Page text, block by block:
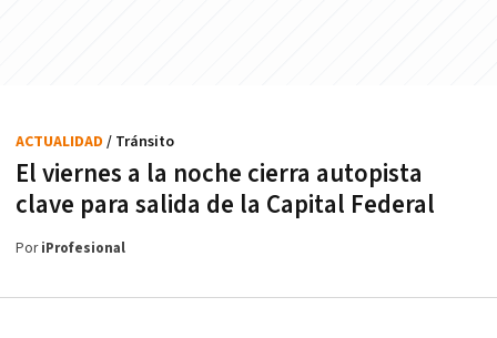
El viernes a la noche cierra autopista
clave para salida de la Capital Federal
ACTUALIDAD / Tránsito
PoriProfesional